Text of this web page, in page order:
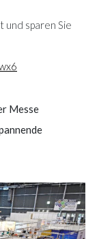
und sparen Sie
Messe